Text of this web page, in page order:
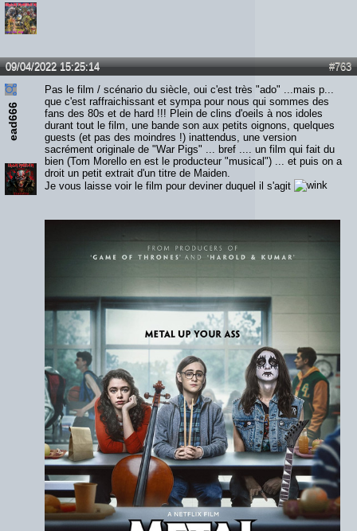
#763
09/04/2022 15:25:14
ead666
Pas le film / scénario du siècle, oui c'est très "ado" ...mais p...
que c'est raffraichissant et sympa pour nous qui sommes des
fans des 80s et de hard !!! Plein de clins d'oeils à nos idoles
durant tout le film, une bande son aux petits oignons, quelques
guests (et pas des moindres !) inattendus, une version
sacrément originale de "War Pigs" ... bref .... un film qui fait du
bien (Tom Morello en est le producteur "musical") ... et puis on a
droit un petit extrait d'un titre de Maiden.
Je vous laisse voir le film pour deviner duquel il s'agit